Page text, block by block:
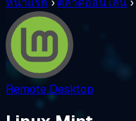
Remote Desktop